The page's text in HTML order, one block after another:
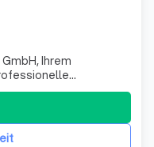
Ihrem
Erfahrung und
uns dafür ein, Ihren
wie möglich zu
umfasst nicht